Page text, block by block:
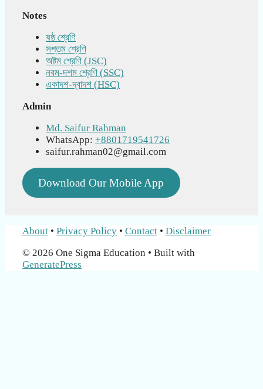
Notes
ষষ্ঠ শ্রেণি
সপ্তম শ্রেণি
অষ্টম শ্রেণি (JSC)
নবম-দশম শ্রেণি (SSC)
একাদশ-দ্বাদশ (HSC)
Admin
Md. Saifur Rahman
WhatsApp: +8801719541726
saifur.rahman02@gmail.com
Download Our Mobile App
About • Privacy Policy • Contact • Disclaimer
© 2026 One Sigma Education • Built with
GeneratePress